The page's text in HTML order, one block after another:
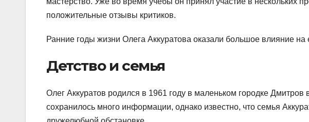
положительные отзывы критиков.
Ранние годы жизни Олега Аккуратова оказали большое влияние на
Детство и семья
Олег Аккуратов родился в 1961 году в маленьком городке Дмитров
сохранилось много информации, однако известно, что семья